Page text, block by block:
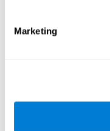
Marketing
constantemente
estimular nuestra
velocidad de